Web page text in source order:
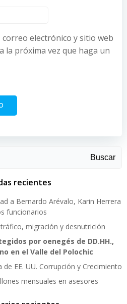
electrónico y sitio web
la próxima vez que haga un
Buscar
recientes
a Bernardo Arévalo, Karin Herrera
funcionarios
migración y desnutrición
por oenegés de DD.HH.,
en el Valle del Polochic
EE. UU. Corrupción y Crecimiento
mensuales en asesores